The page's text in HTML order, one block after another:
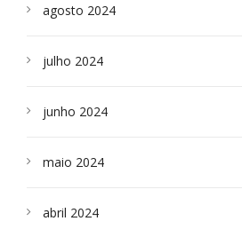
agosto 2024
julho 2024
junho 2024
maio 2024
abril 2024